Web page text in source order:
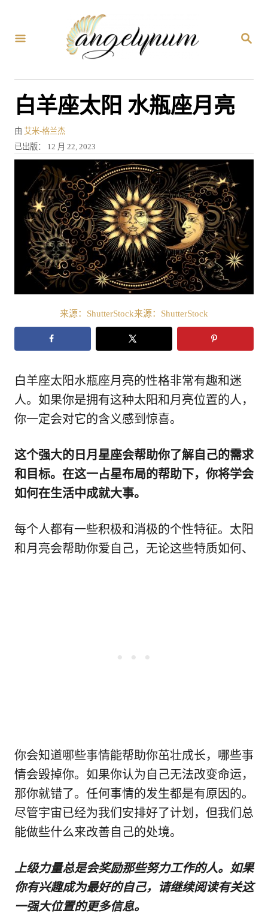
搜
白羊座太阳 水瓶座月亮
由 作
者
艾米-格兰杰
发
表
已出版： 12 月 22, 2023
来源：ShutterStock来源：ShutterStock
白羊座太阳水瓶座月亮的性格非常有趣和迷
人。如果你是拥有这种太阳和月亮位置的人，
你一定会对它的含义感到惊喜。
这个强大的日月星座会帮助你了解自己的需求
和目标。在这一占星布局的帮助下，你将学会
如何在生活中成就大事。
每个人都有一些积极和消极的个性特征。太阳
和月亮会帮助你爱自己，无论这些特质如何、
你会知道哪些事情能帮助你茁壮成长，哪些事
情会毁掉你。如果你认为自己无法改变命运，
那你就错了。任何事情的发生都是有原因的。
尽管宇宙已经为我们安排好了计划，但我们总
能做些什么来改善自己的处境。
上级力量总是会奖励那些努力工作的人。如果
你有兴趣成为最好的自己，请继续阅读有关这
一强大位置的更多信息。